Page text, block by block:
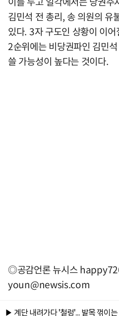
김민석 전 총리, 송 의원의 유
있다. 3자 구도인 상황이 이
2순위에는 비당권파인 김민
쓸 가능성이 높다는 것이다.
◎공감언론 뉴시스
youn@newsis.com